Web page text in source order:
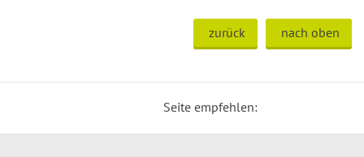
zurück nach oben
Seite empfehlen: